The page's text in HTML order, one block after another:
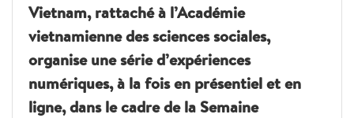
Vietnam, rattaché à l’Académie
vietnamienne des sciences sociales,
organise une série d’expériences
numériques, à la fois en présentiel et en
ligne, dans le cadre de la Semaine